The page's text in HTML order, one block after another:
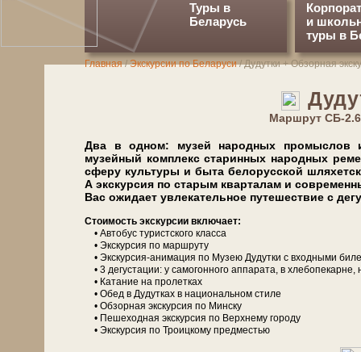
Туры в
Беларусь
и
туры в
Главная/Экскурсии по Беларуси/Дудутки + Обзорная
Марш­рут СБ-
Два в од­ном: му­зей на­род­ных про­мыс­лов и
музейный ком­плекс ста­рин­ных на­род­ных
сфе­ру куль­ту­ры и бы­та бе­ло­рус­ской
А экскурсия по старым кварталам и
Вас ожи­да­ет увле­ка­тель­ное пу­те­ше­ствие с
Сто­и­мость экс­кур­сии вклю­ча­ет:
• Автобус туристского клас­са
• Экс­кур­сия по марш­ру­ту
• Экскурсия-анимация по Музею Ду­дутки с вход­ны­ми
• 3 де­густа­ции: у са­мо­гон­но­го ап­па­ра­та, в хле­бо­пе­кар­не,
• Ка­та­ние на про­лет­ках
• Обед в Ду­дут­ках в на­ци­о­наль­ном сти­ле
• Об­зор­ная экскурсия по Мин­ску
• Пе­ше­ход­ная экскурсия по Верх­не­му го­ро­ду
• Экс­кур­сия по Троицкому предместью